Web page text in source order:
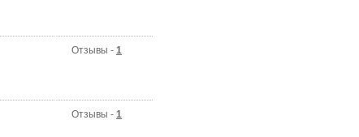
Отзывы - 1
Отзывы - 1